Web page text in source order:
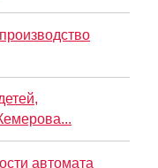
автомата